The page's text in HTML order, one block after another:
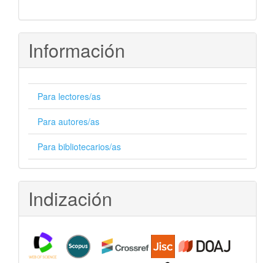
Información
Para lectores/as
Para autores/as
Para bibliotecarios/as
Indización